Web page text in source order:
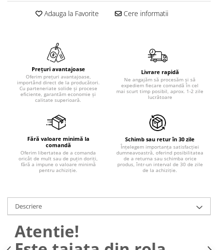
Adauga la Favorite Cere informatii
Prețuri avantajoase
Oferim prețuri avantajoase,
importând direct de la producători.
Cu parteneriate solide și procese
eficiente, garantăm economie și
calitate superioară.
Livrare rapidă
Ne angajăm să procesăm și să
expediem fiecare comandă în cel
mai scurt timp posibil, aprox. 1-2 zile
lucrătoare
Fără valoare minimă la
comandă
Oferim libertatea de a comanda
oricât de mult sau de puțin doriți,
fără a impune o valoare minimă
pentru achiziție.
Schimb sau retur în 30 zile
Înțelegem importanța satisfacției
dumneavoastră, oferind posibilitatea
de a returna sau schimba orice
produs, într-un interval de 30 de zile
de la achiziție.
Descriere
Atentie!